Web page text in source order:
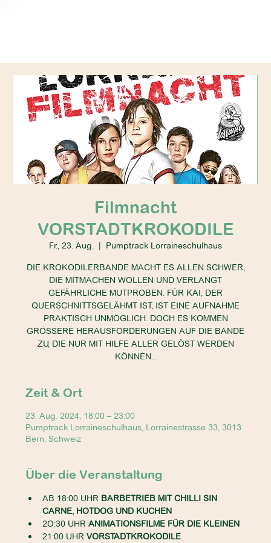
Filmnacht
VORSTADTKROKODILE
Fr., 23. Aug.
  |
Pumptrack Lorraineschulhaus
DIE KROKODILERBANDE MACHT ES ALLEN SCHWER,
DIE MITMACHEN WOLLEN UND VERLANGT
GEFÄHRLICHE MUTPROBEN. FÜR KAI, DER
QUERSCHNITTSGELÄHMT IST, IST EINE AUFNAHME
PRAKTISCH UNMÖGLICH. DOCH ES KOMMEN
GRÖSSERE HERAUSFORDERUNGEN AUF DIE BANDE
ZU, DIE NUR MIT HILFE ALLER GELÖST WERDEN
KÖNNEN...
Zeit & Ort
23. Aug. 2024, 18:00 – 23:00
Pumptrack Lorraineschulhaus, Lorrainestrasse 33, 3013
Bern, Schweiz
Über die Veranstaltung
AB 18:00 UHR BARBETRIEB MIT CHILLI SIN
CARNE, HOTDOG UND KUCHEN
2O:30 UHR ANIMATIONSFILME FÜR DIE KLEINEN
21:00 UHR VORSTADTKROKODILE